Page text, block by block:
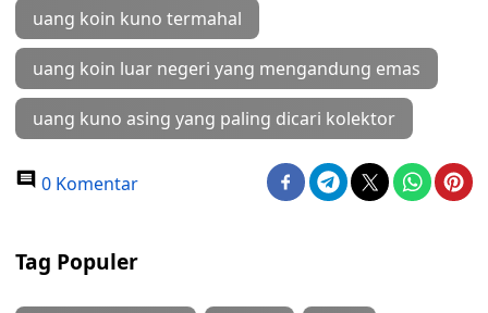
uang koin kuno termahal
uang koin luar negeri yang mengandung emas
uang kuno asing yang paling dicari kolektor
0 Komentar
Tag Populer